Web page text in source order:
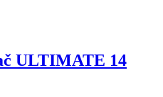
ULTIMATE 14